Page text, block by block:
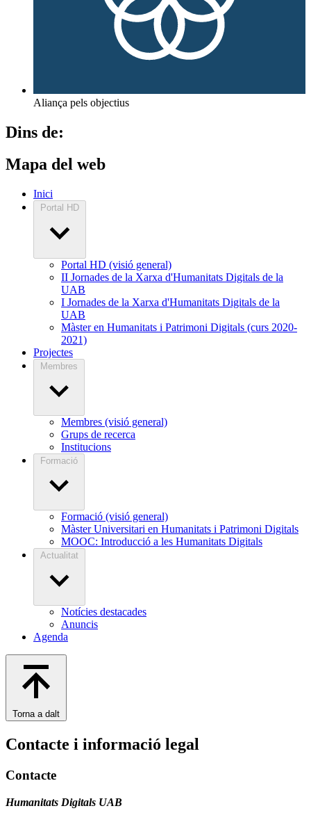
Aliança pels objectius
Dins de:
Mapa del web
Inici
Portal HD
Portal HD (visió general)
II Jornades de la Xarxa d'Humanitats Digitals de la
UAB
I Jornades de la Xarxa d'Humanitats Digitals de la
UAB
Màster en Humanitats i Patrimoni Digitals (curs 2020-
2021)
Projectes
Membres
Membres (visió general)
Grups de recerca
Institucions
Formació
Formació (visió general)
Màster Universitari en Humanitats i Patrimoni Digitals
MOOC: Introducció a les Humanitats Digitals
Actualitat
Notícies destacades
Anuncis
Agenda
Torna a dalt
Contacte i informació legal
Contacte
Humanitats Digitals UAB